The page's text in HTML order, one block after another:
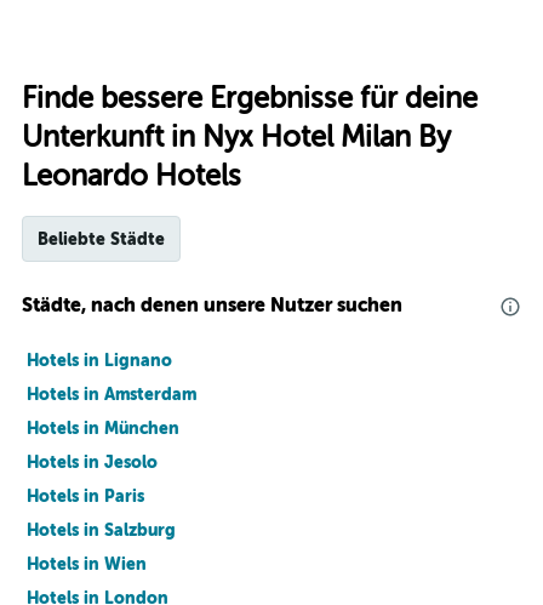
Finde bessere Ergebnisse für deine
Unterkunft in Nyx Hotel Milan By
Leonardo Hotels
Beliebte Städte
Städte, nach denen unsere Nutzer suchen
Hotels in Lignano
Hotels in Amsterdam
Hotels in München
Hotels in Jesolo
Hotels in Paris
Hotels in Salzburg
Hotels in Wien
Hotels in London